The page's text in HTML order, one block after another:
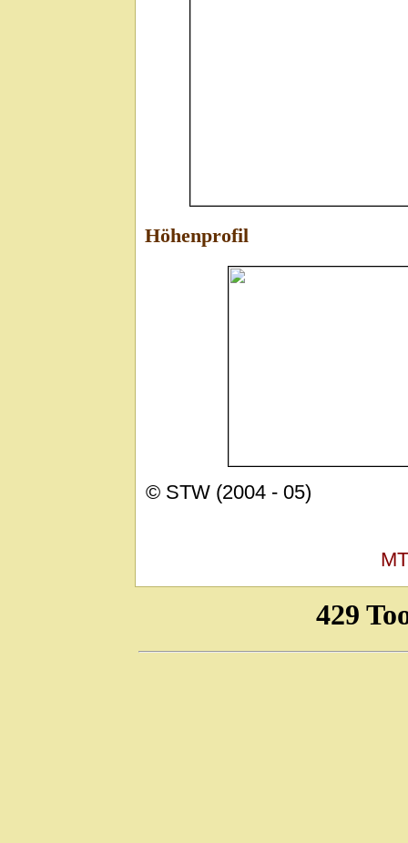
Höhenprofil
© STW (2004 - 05)